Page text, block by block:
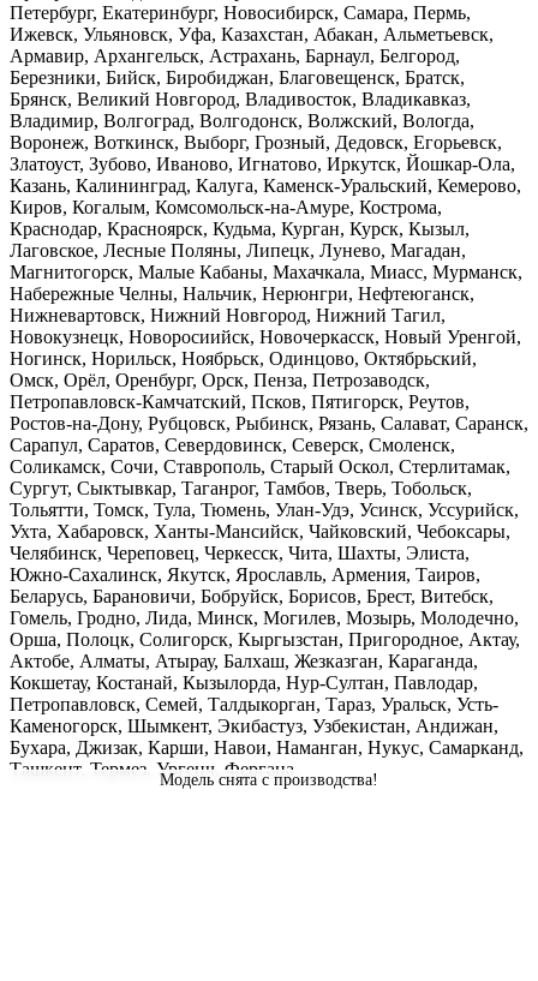
Модель снята с производства!
Петербург, Екатеринбург, Новосибирск, Самара, Пермь,
Ижевск, Ульяновск, Уфа, Казахстан, Абакан, Альметьевск,
Армавир, Архангельск, Астрахань, Барнаул, Белгород,
Березники, Бийск, Биробиджан, Благовещенск, Братск,
Брянск, Великий Новгород, Владивосток, Владикавказ,
Владимир, Волгоград, Волгодонск, Волжский, Вологда,
Воронеж, Воткинск, Выборг, Грозный, Дедовск, Егорьевск,
Златоуст, Зубово, Иваново, Игнатово, Иркутск, Йошкар-Ола,
Казань, Калининград, Калуга, Каменск-Уральский, Кемерово,
Киров, Когалым, Комсомольск-на-Амуре, Кострома,
Краснодар, Красноярск, Кудьма, Курган, Курск, Кызыл,
Лаговское, Лесные Поляны, Липецк, Лунево, Магадан,
Магнитогорск, Малые Кабаны, Махачкала, Миасс, Мурманск,
Набережные Челны, Нальчик, Нерюнгри, Нефтеюганск,
Нижневартовск, Нижний Новгород, Нижний Тагил,
Новокузнецк, Новоросиийск, Новочеркасск, Новый Уренгой,
Ногинск, Норильск, Ноябрьск, Одинцово, Октябрьский,
Омск, Орёл, Оренбург, Орск, Пенза, Петрозаводск,
Петропавловск-Камчатский, Псков, Пятигорск, Реутов,
Ростов-на-Дону, Рубцовск, Рыбинск, Рязань, Салават, Саранск,
Сарапул, Саратов, Севердовинск, Северск, Смоленск,
Соликамск, Сочи, Ставрополь, Старый Оскол, Стерлитамак,
Сургут, Сыктывкар, Таганрог, Тамбов, Тверь, Тобольск,
Тольятти, Томск, Тула, Тюмень, Улан-Удэ, Усинск, Уссурийск,
Ухта, Хабаровск, Ханты-Мансийск, Чайковский, Чебоксары,
Челябинск, Череповец, Черкесск, Чита, Шахты, Элиста,
Южно-Сахалинск, Якутск, Ярославль, Армения, Таиров,
Беларусь, Барановичи, Бобруйск, Борисов, Брест, Витебск,
Гомель, Гродно, Лида, Минск, Могилев, Мозырь, Молодечно,
Орша, Полоцк, Солигорск, Кыргызстан, Пригородное, Актау,
Актобе, Алматы, Атырау, Балхаш, Жезказган, Караганда,
Кокшетау, Костанай, Кызылорда, Нур-Султан, Павлодар,
Петропавловск, Семей, Талдыкорган, Тараз, Уральск, Усть-
Каменогорск, Шымкент, Экибастуз, Узбекистан, Андижан,
Бухара, Джизак, Карши, Навои, Наманган, Нукус, Самарканд,
Ташкент, Термез, Ургенч, Фергана